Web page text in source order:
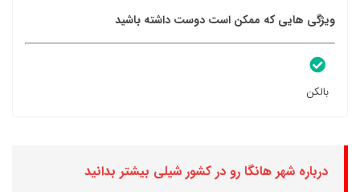
ویژگی هایی که ممکن است دوست داشته باشید
بالکن
درباره شهر هانگا رو در کشور شیلی بیشتر بدانید